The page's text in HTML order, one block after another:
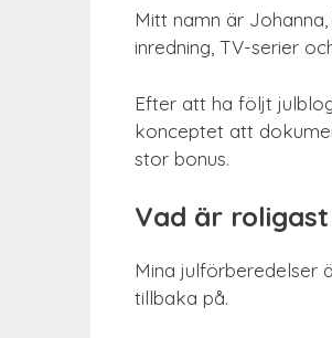
Mitt namn är
inredning, TV-serier
Efter att ha följt
konceptet att
stor bonus.
Vad är
Mina julförberedelser
tillbaka på.